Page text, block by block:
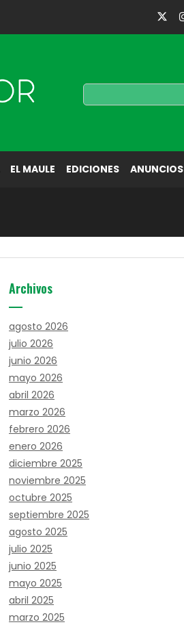
EL MAULE EDICIONES ANUNCIOS
Archivos
agosto 2026
julio 2026
junio 2026
mayo 2026
abril 2026
marzo 2026
febrero 2026
enero 2026
diciembre 2025
noviembre 2025
octubre 2025
septiembre 2025
agosto 2025
julio 2025
junio 2025
mayo 2025
abril 2025
marzo 2025